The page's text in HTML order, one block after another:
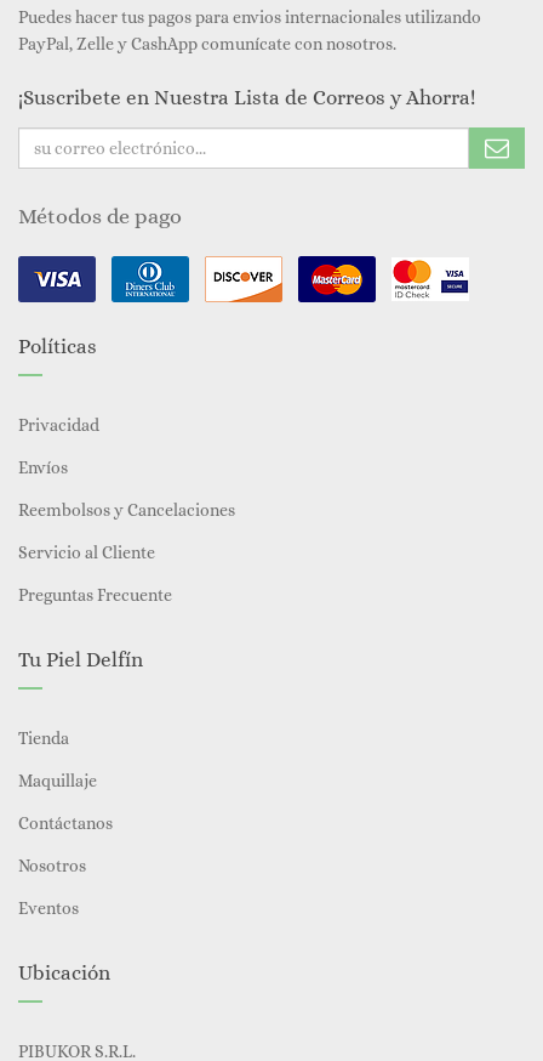
Puedes hacer tus pagos para envios internacionales utilizando
PayPal, Zelle y CashApp comunícate con nosotros.
¡Suscribete en Nuestra Lista de Correos y Ahorra!
Métodos de pago
Políticas
Privacidad
Envíos
Reembolsos y Cancelaciones
Servicio al Cliente
Preguntas Frecuente
Tu Piel Delfín
Tienda
Maquillaje
Contáctanos
Nosotros
Eventos
Ubicación
PIBUKOR S.R.L.